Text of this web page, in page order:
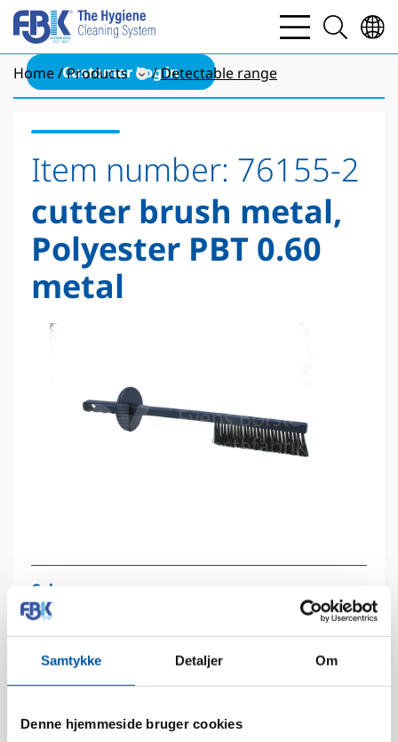
Samtykke Detaljer Om
Denne hjemmeside bruger cookies
bars
light
search
light
Customer Log in
Home Products Detectable range
Item number: 76155-2
cutter brush metal,
Polyester PBT 0.60
metal
Colour
2 3